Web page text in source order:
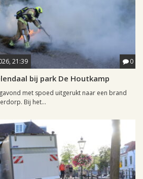
21:39 0
bij park De Houtkamp
met spoed uitgerukt naar een brand
Bij het...